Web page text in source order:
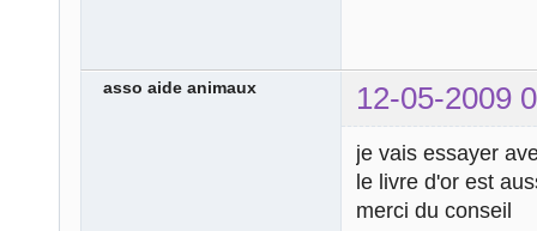
asso aide animaux 12-05-2009
je vais essayer
le livre d'or est
merci du conseil